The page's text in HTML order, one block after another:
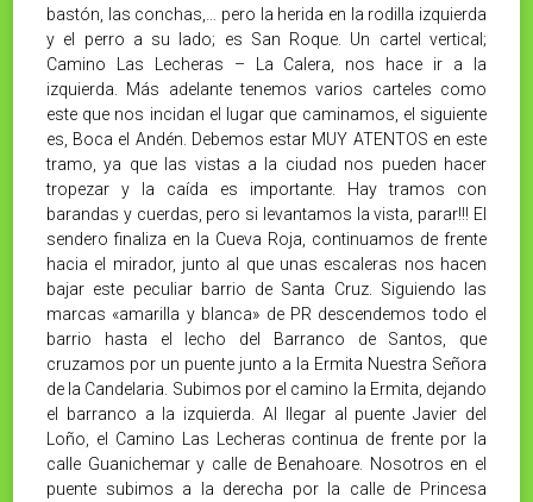
bastón, las conchas,… pero la herida en la rodilla izquierda
y el perro a su lado; es San Roque. Un cartel vertical;
Camino Las Lecheras – La Calera, nos hace ir a la
izquierda. Más adelante tenemos varios carteles como
este que nos incidan el lugar que caminamos, el siguiente
es, Boca el Andén. Debemos estar MUY ATENTOS en este
tramo, ya que las vistas a la ciudad nos pueden hacer
tropezar y la caída es importante. Hay tramos con
barandas y cuerdas, pero si levantamos la vista, parar!!! El
sendero finaliza en la Cueva Roja, continuamos de frente
hacia el mirador, junto al que unas escaleras nos hacen
bajar este peculiar barrio de Santa Cruz. Siguiendo las
marcas «amarilla y blanca» de PR descendemos todo el
barrio hasta el lecho del Barranco de Santos, que
cruzamos por un puente junto a la Ermita Nuestra Señora
de la Candelaria. Subimos por el camino la Ermita, dejando
el barranco a la izquierda. Al llegar al puente Javier del
Loño, el Camino Las Lecheras continua de frente por la
calle Guanichemar y calle de Benahoare. Nosotros en el
puente subimos a la derecha por la calle de Princesa